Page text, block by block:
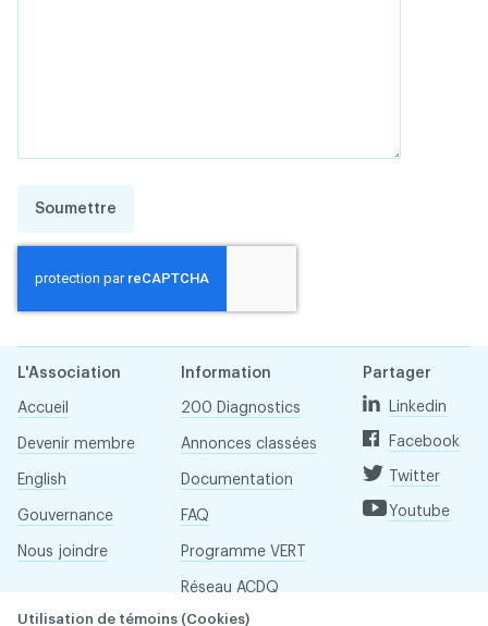
Soumettre
L'Association
Accueil
Devenir membre
English
Gouvernance
Nous joindre
Information
200 Diagnostics
Annonces classées
Documentation
FAQ
Programme VERT
Réseau ACDQ
Partager
Linkedin
Facebook
Twitter
Youtube
Utilisation de témoins (Cookies)